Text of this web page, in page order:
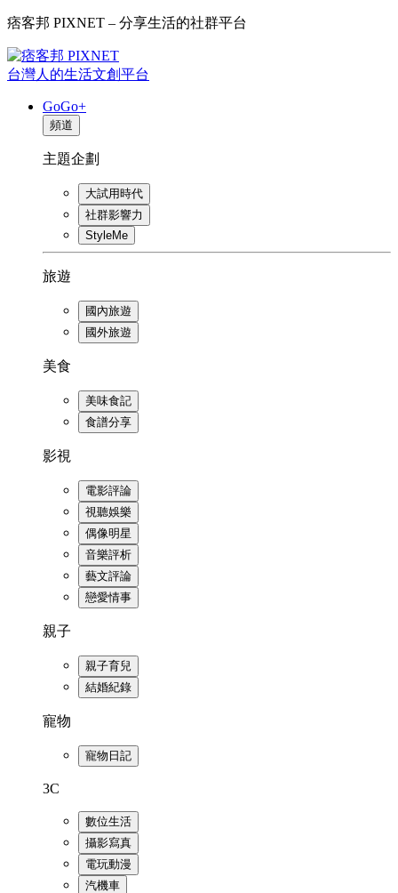
痞客邦 PIXNET – 分享生活的社群平台
台灣人的生活文創平台
GoGo+
頻道
主題企劃
大試用時代
社群影響力
StyleMe
旅遊
國內旅遊
國外旅遊
美食
美味食記
食譜分享
影視
電影評論
視聽娛樂
偶像明星
音樂評析
藝文評論
戀愛情事
親子
親子育兒
結婚紀錄
寵物
寵物日記
3C
數位生活
攝影寫真
電玩動漫
汽機車